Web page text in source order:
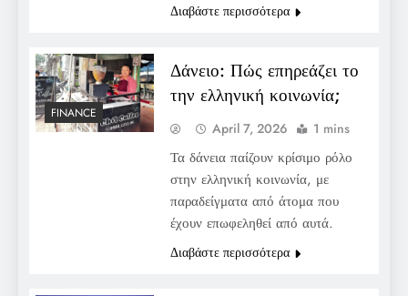
Διαβάστε περισσότερα
FINANCE
Δάνειο: Πώς επηρεάζει το
την ελληνική κοινωνία;
April 7, 2026 1 mins
Τα δάνεια παίζουν κρίσιμο ρόλο
στην ελληνική κοινωνία, με
παραδείγματα από άτομα που
έχουν επωφεληθεί από αυτά.
Διαβάστε περισσότερα